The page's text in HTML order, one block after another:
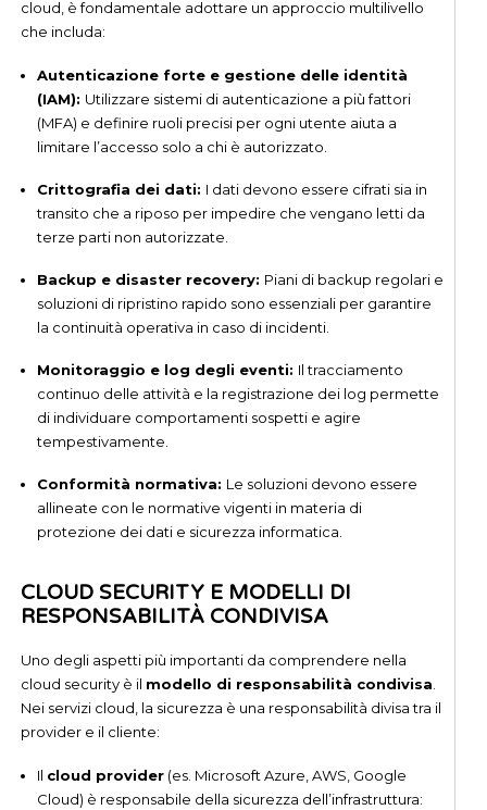
cloud, è fondamentale adottare un approccio multilivello
che includa:
Autenticazione forte e gestione delle identità
(IAM): Utilizzare sistemi di autenticazione a più fattori
(MFA) e definire ruoli precisi per ogni utente aiuta a
limitare l’accesso solo a chi è autorizzato.
Crittografia dei dati: I dati devono essere cifrati sia in
transito che a riposo per impedire che vengano letti da
terze parti non autorizzate.
Backup e disaster recovery: Piani di backup regolari e
soluzioni di ripristino rapido sono essenziali per garantire
la continuità operativa in caso di incidenti.
Monitoraggio e log degli eventi: Il tracciamento
continuo delle attività e la registrazione dei log permette
di individuare comportamenti sospetti e agire
tempestivamente.
Conformità normativa: Le soluzioni devono essere
allineate con le normative vigenti in materia di
protezione dei dati e sicurezza informatica.
CLOUD SECURITY E MODELLI DI
RESPONSABILITÀ CONDIVISA
Uno degli aspetti più importanti da comprendere nella
cloud security è il modello di responsabilità condivisa.
Nei servizi cloud, la sicurezza è una responsabilità divisa tra il
provider e il cliente:
Il cloud provider(es. Microsoft Azure, AWS, Google
Cloud) è responsabile della sicurezza dell’infrastruttura: